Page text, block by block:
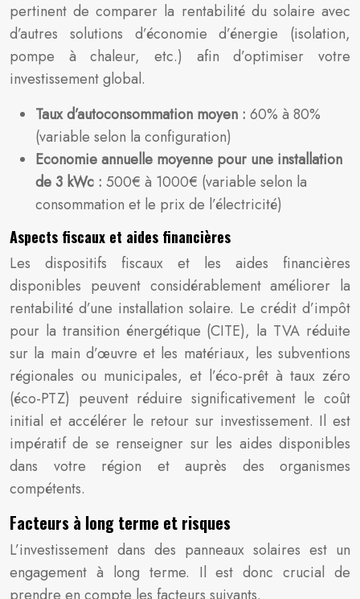
pertinent de comparer la rentabilité du solaire avec
d’autres solutions d’économie d’énergie (isolation,
pompe à chaleur, etc.) afin d’optimiser votre
investissement global.
Taux d’autoconsommation moyen : 60% à 80%
(variable selon la configuration)
Economie annuelle moyenne pour une installation
de 3 kWc : 500€ à 1000€ (variable selon la
consommation et le prix de l’électricité)
Aspects fiscaux et aides financières
Les dispositifs fiscaux et les aides financières
disponibles peuvent considérablement améliorer la
rentabilité d’une installation solaire. Le crédit d’impôt
pour la transition énergétique (CITE), la TVA réduite
sur la main d’œuvre et les matériaux, les subventions
régionales ou municipales, et l’éco-prêt à taux zéro
(éco-PTZ) peuvent réduire significativement le coût
initial et accélérer le retour sur investissement. Il est
impératif de se renseigner sur les aides disponibles
dans votre région et auprès des organismes
compétents.
Facteurs à long terme et risques
L’investissement dans des panneaux solaires est un
engagement à long terme. Il est donc crucial de